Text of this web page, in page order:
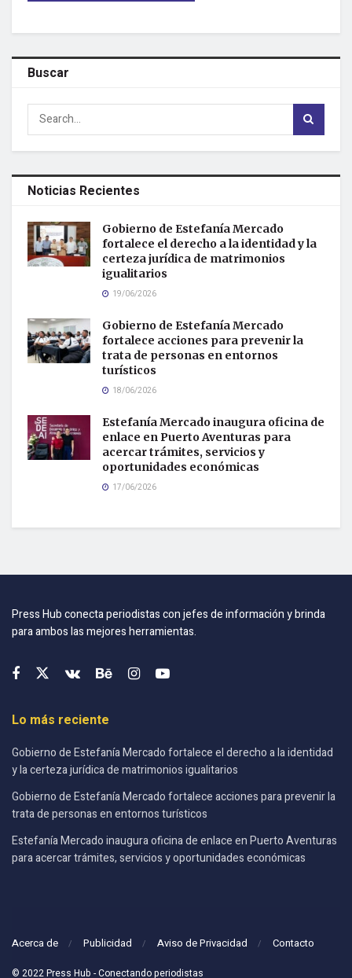
Buscar
Noticias Recientes
Gobierno de Estefanía Mercado
fortalece el derecho a la identidad y la
certeza jurídica de matrimonios
igualitarios
19/06/2026
Gobierno de Estefanía Mercado
fortalece acciones para prevenir la
trata de personas en entornos
turísticos
18/06/2026
Estefanía Mercado inaugura oficina de
enlace en Puerto Aventuras para
acercar trámites, servicios y
oportunidades económicas
17/06/2026
Press Hub conecta periodistas con jefes de información y brinda
para ambos las mejores herramientas.
Lo más reciente
Gobierno de Estefanía Mercado fortalece el derecho a la identidad
y la certeza jurídica de matrimonios igualitarios
Gobierno de Estefanía Mercado fortalece acciones para prevenir la
trata de personas en entornos turísticos
Estefanía Mercado inaugura oficina de enlace en Puerto Aventuras
para acercar trámites, servicios y oportunidades económicas
Acerca de Publicidad Aviso de Privacidad Contacto
© 2022 Press Hub - Conectando periodistas